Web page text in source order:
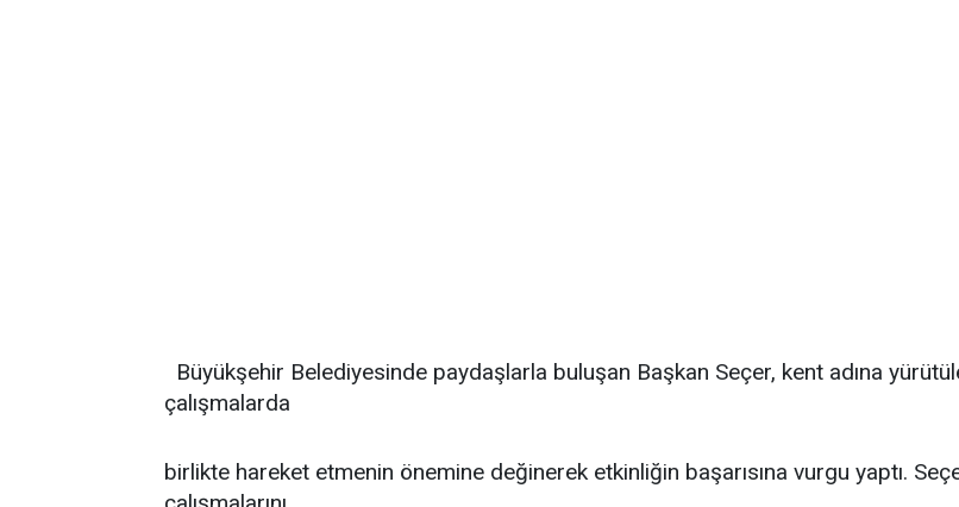
Büyükşehir Belediyesinde paydaşlarla buluşan Başkan Seçer, kent adına
çalışmalarda
birlikte hareket etmenin önemine değinerek etkinliğin başarısına vurgu yaptı.